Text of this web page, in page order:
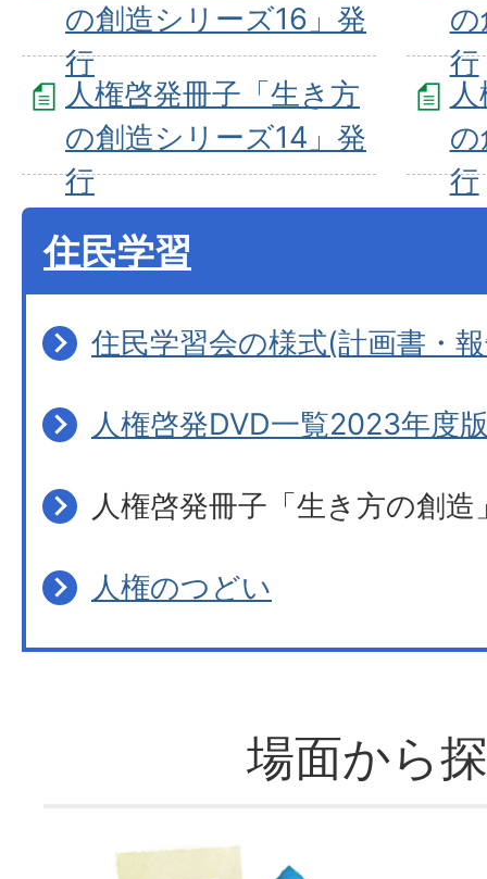
の創造シリーズ16」発
行
行
人権啓発冊子「生き方
の創造シリーズ14」発
行
行
住民学習
住民学習会の様式(計画書・
人権啓発DVD一覧2023年度
人権啓発冊子「生き方の創造
人権のつどい
場面から